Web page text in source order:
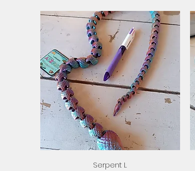
Aperçu rapide
Serpent L